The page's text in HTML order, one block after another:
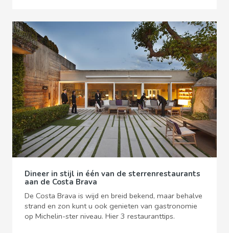
Dineer in stijl in één van de sterrenrestaurants
aan de Costa Brava
De Costa Brava is wijd en breid bekend, maar behalve
strand en zon kunt u ook genieten van gastronomie
op Michelin-ster niveau. Hier 3 restauranttips.